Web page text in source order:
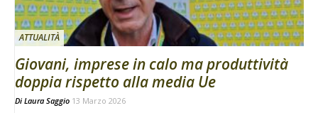
ATTUALITÀ
Giovani, imprese in calo ma produttività
doppia rispetto alla media Ue
Di Laura Saggio 13 Marzo 2026